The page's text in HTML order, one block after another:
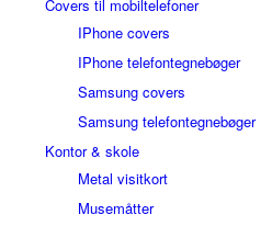
Covers til mobiltelefoner
IPhone covers
IPhone telefontegnebøger
Samsung covers
Samsung telefontegnebøger
Kontor & skole
Metal visitkort
Musemåtter